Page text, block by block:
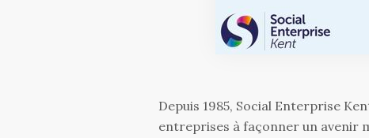
Depuis 1985, Social Enterprise
entreprises à façonner un avenir